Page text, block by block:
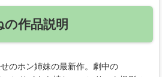
作品説明
のホン姉妹の最新作。劇中の